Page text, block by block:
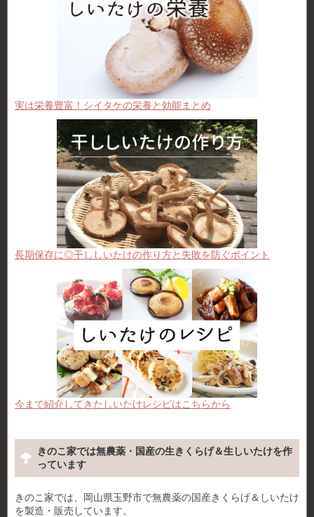
実は栄養豊富！シイタケの栄養と効能まとめ
長期保存に◎干ししいたけの作り方と失敗を防ぐポイント
今まで紹介してきたしいたけレシピはこちらから
きのこ家では無農薬・国産の生きくらげ＆生しいたけを作
っています
きのこ家では、岡山県玉野市で無農薬の国産きくらげ＆しいたけ
を製造・販売しています。